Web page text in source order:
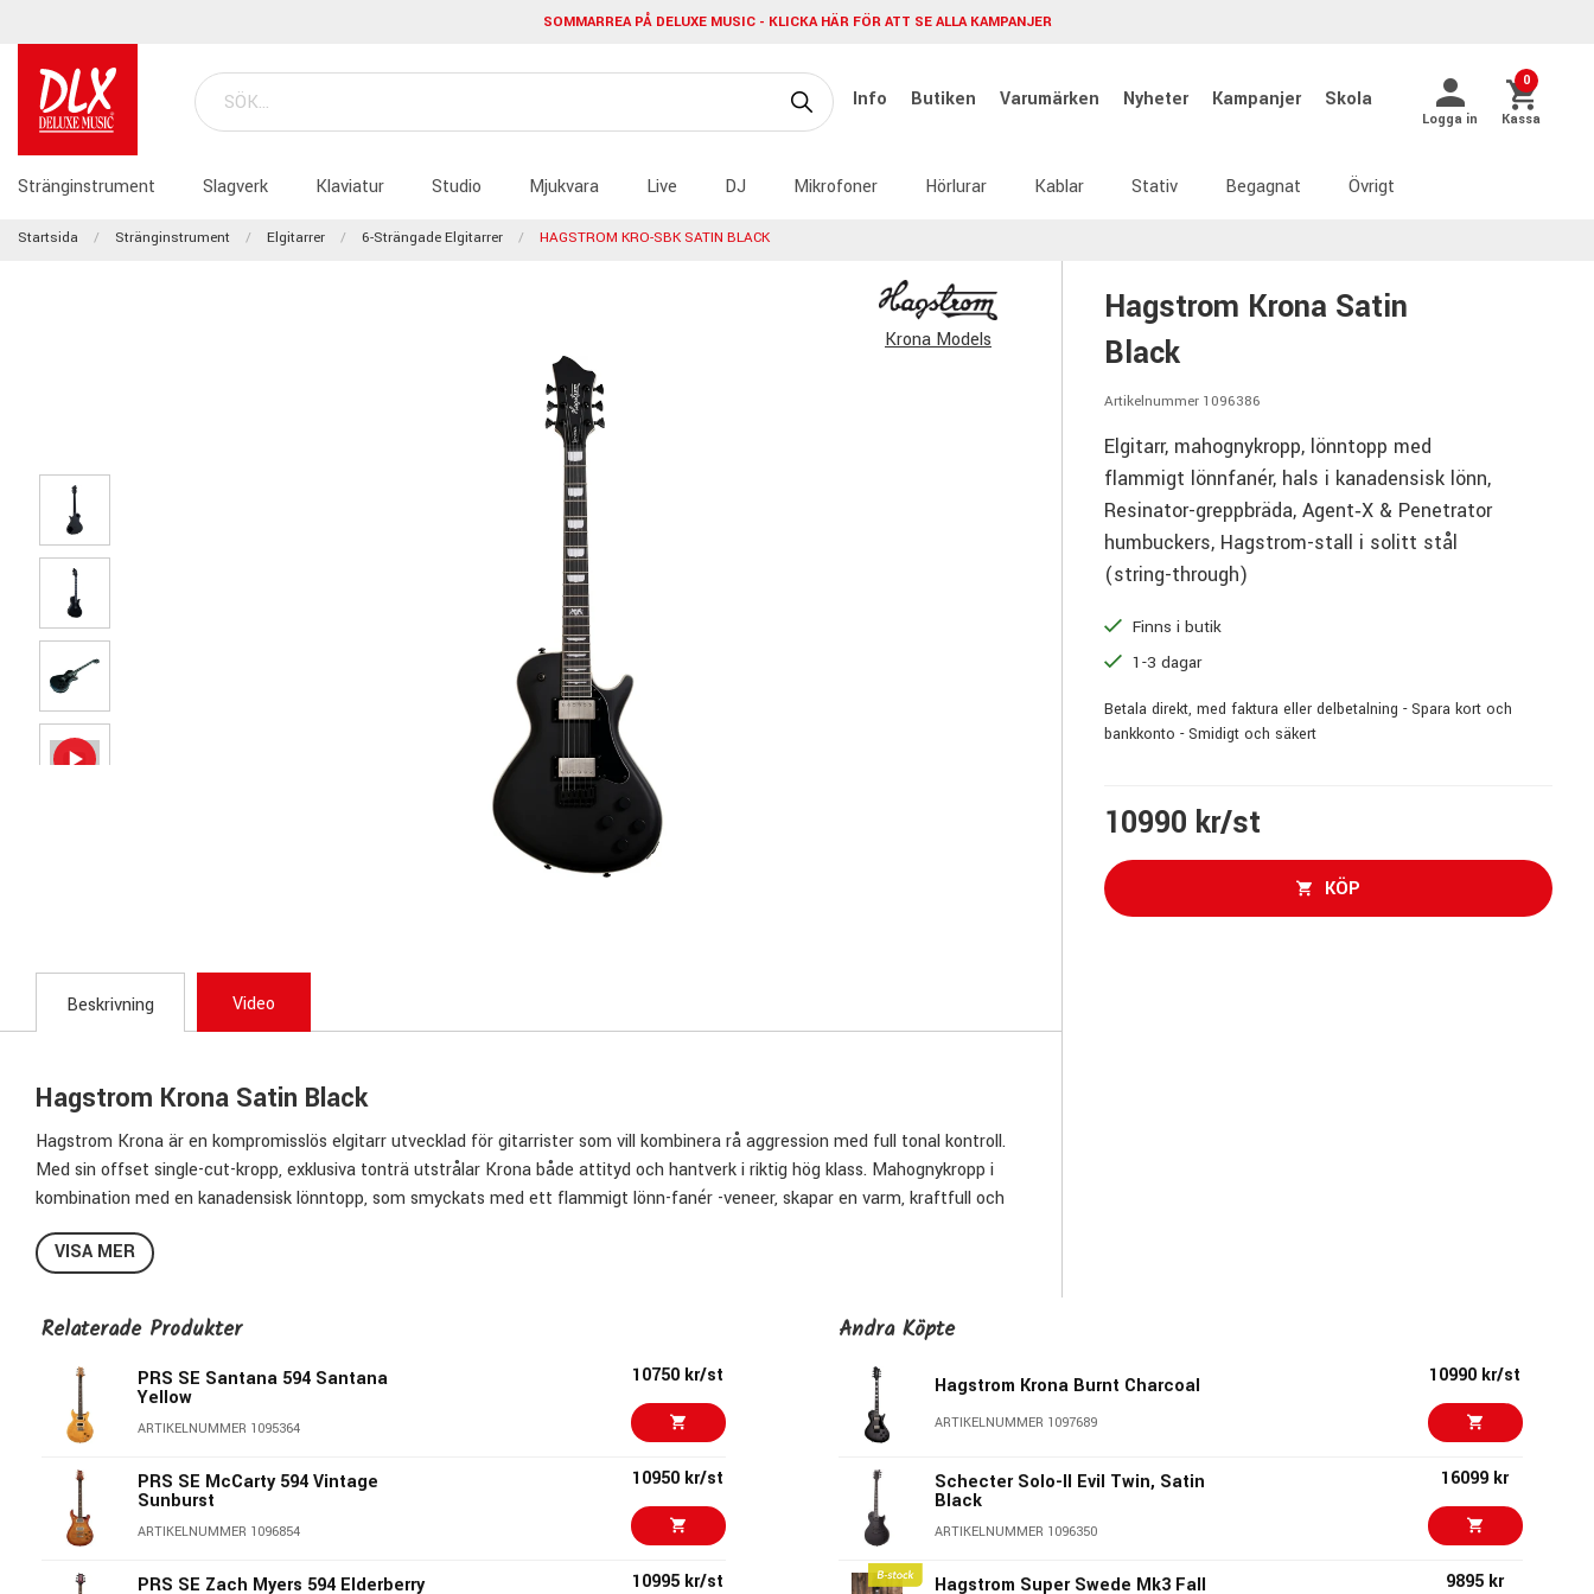
SOMMARREA PÅ DELUXE MUSIC - KLICKA HÄR FÖR ATT SE ALLA KAMPANJER
Info Butiken Varumärken Nyheter Kampanjer Skola
Logga in
0
Kassa
Stränginstrument Slagverk Klaviatur Studio Mjukvara Live DJ Mikrofoner Hörlurar Kablar Stativ Begagnat Övrigt
Startsida Stränginstrument Elgitarrer 6-Strängade Elgitarrer HAGSTROM KRO-SBK SATIN BLACK
Krona Models
Hagstrom Krona Satin
Black
Artikelnummer 1096386
Elgitarr, mahognykropp, lönntopp med
flammigt lönnfanér, hals i kanadensisk lönn,
Resinator-greppbräda, Agent‑X & Penetrator
humbuckers, Hagstrom-stall i solitt stål
(string-through)
Finns i butik
1-3 dagar
Betala direkt, med faktura eller delbetalning - Spara kort och
bankkonto - Smidigt och säkert
10990 kr/st
KÖP
Beskrivning Video
Hagstrom Krona Satin Black
Hagstrom Krona är en kompromisslös elgitarr utvecklad för gitarrister som vill kombinera rå aggression med full tonal kontroll.
Med sin offset single-cut-kropp, exklusiva tonträ utstrålar Krona både attityd och hantverk i riktig hög klass. Mahognykropp i
kombination med en kanadensisk lönntopp, som smyckats med ett flammigt lönn-fanér -veneer, skapar en varm, kraftfull och
sustainrik grund, medan halsen i kanadensisk lönn bidrar med stabilitet, respons och spelkänsla.
I centrum för Krona's karaktär finns två nyutvecklade Hagstrom-mickar, specialdesignade för Krona. Agent-X i halsläge
bett. Båda använder AlNiCo 5-magneter och varje tonkontroll erbjuder coil-split för glittrande singlecoil-sound.
Den längre mensuren på 25,5” ger extra tydlighet och stram respons, samtidigt som den CNC-frästa hardtail-stallösningen i
solitt stål och string-through-konstruktion producerar massiv sustain. Stainless steel medium jumbo-band ökar livslängden
dramatiskt och ger en mjuk, snabb och tonstark spelkänsla. Låsbara Hagstrom-stämskruvar med 19:1 utväxling ger stabil
stämning och snabba strängbyten – perfekt för både scen och studio.
Funktioner
VISA MER
Relaterade Produkter
PRS SE Santana 594 Santana
Yellow
ARTIKELNUMMER 1095364
10750 kr/st
PRS SE McCarty 594 Vintage
Sunburst
ARTIKELNUMMER 1096854
10950 kr/st
PRS SE Zach Myers 594 Elderberry 10995 kr/st
Andra Köpte
Hagstrom Krona Burnt Charcoal
ARTIKELNUMMER 1097689
10990 kr/st
Schecter Solo-II Evil Twin, Satin
Black
ARTIKELNUMMER 1096350
16099 kr
Hagstrom Super Swede Mk3 Fall 9895 kr